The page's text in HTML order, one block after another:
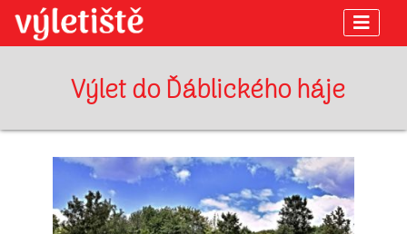
Výlet do Ďáblického háje